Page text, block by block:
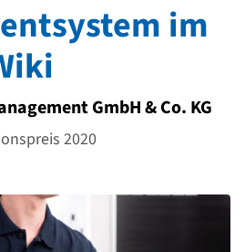
im
GmbH & Co. KG
2020